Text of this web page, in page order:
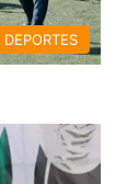
DEPORTES